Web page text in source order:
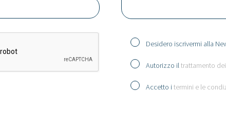
Desidero iscrivermi alla
Autorizzo iltrattamento
Accetto itermini e le